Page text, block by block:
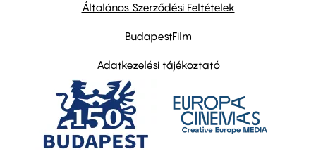
Általános Szerződési Feltételek
BudapestFilm
Adatkezelési tájékoztató